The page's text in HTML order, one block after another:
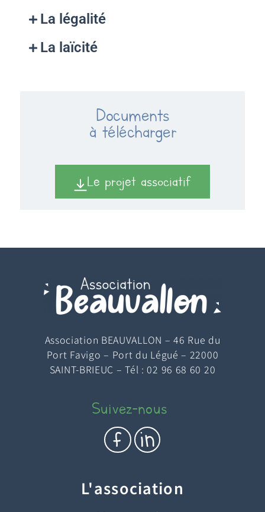
La légalité
La laïcité
Documents
à télécharger​
Le projet associatif
Association BEAUVALLON – 46 Rue du
Port Favigo – Port du Légué – 22000
SAINT-BRIEUC – Tél : 02 96 68 60 20
Suivez-nous
c e
L'association